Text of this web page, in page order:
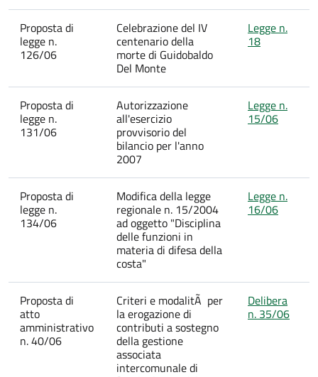
Proposta di
legge n.
126/06
Celebrazione del IV
centenario della
morte di Guidobaldo
Del Monte
Legge n.
18
Proposta di
legge n.
131/06
Autorizzazione
all'esercizio
provvisorio del
bilancio per l'anno
2007
Legge n.
15/06
Proposta di
legge n.
134/06
Modifica della legge
regionale n. 15/2004
ad oggetto "Disciplina
delle funzioni in
materia di difesa della
costa"
Legge n.
16/06
Proposta di
atto
amministrativo
n. 40/06
Criteri e modalitÃ per
la erogazione di
contributi a sostegno
della gestione
associata
intercomunale di
Delibera
n. 35/06